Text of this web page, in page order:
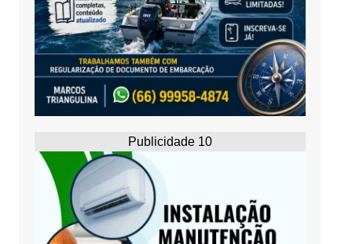
Publicidade 10